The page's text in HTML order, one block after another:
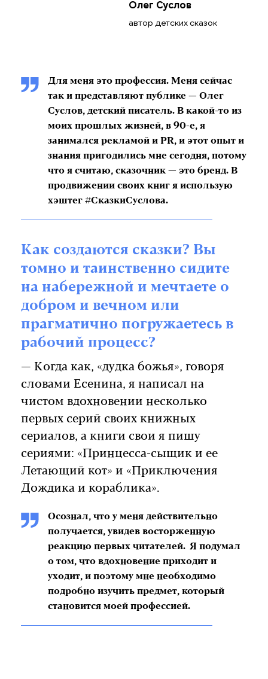
Олег Суслов
автор детских сказок
Для меня это профессия. Меня сейчас
так и представляют публике — Олег
Суслов, детский писатель. В какой-то из
моих прошлых жизней, в 90-е, я
занимался рекламой и PR, и этот опыт и
знания пригодились мне сегодня, потому
что я считаю, сказочник — это бренд. В
продвижении своих книг я использую
хэштег #СказкиСуслова.
Как создаются сказки? Вы
томно и таинственно сидите
на набережной и мечтаете о
добром и вечном или
прагматично погружаетесь в
рабочий процесс?
— Когда как, «дудка божья», говоря
словами Есенина, я написал на
чистом вдохновении несколько
первых серий своих книжных
сериалов, а книги свои я пишу
сериями: «Принцесса-сыщик и ее
Летающий кот» и «Приключения
Дождика и кораблика».
Осознал, что у меня действительно
получается, увидев восторженную
реакцию первых читателей. Я подумал
о том, что вдохновение приходит и
уходит, и поэтому мне необходимо
подробно изучить предмет, который
становится моей профессией.